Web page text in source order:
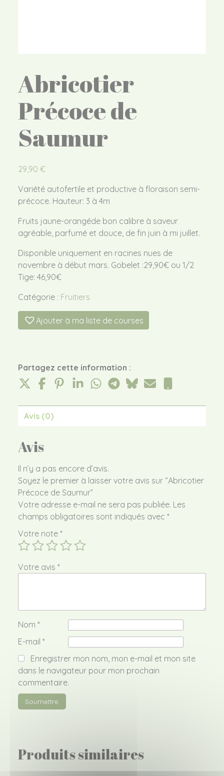
Abricotier
Précoce de
Saumur
29,90 €
Variété autofertile et productive à floraison semi-
précoce. Hauteur: 3 à 4m
Fruits jaune-orangéde bon calibre à saveur
agréable, parfumé et douce, de fin juin à mi juillet.
Disponible uniquement en racines nues de
novembre à début mars. Gobelet :29,90€ ou 1/2
Tige: 46,90€
Catégorie : Fruitiers
Ajouter à ma liste de courses
Partagez cette information :
Avis (0)
Avis
Il n’y a pas encore d’avis.
Soyez le premier à laisser votre avis sur “Abricotier
Précoce de Saumur”
Votre adresse e-mail ne sera pas publiée. Les
champs obligatoires sont indiqués avec *
Votre note *
Votre avis *
Nom *
E-mail *
Enregistrer mon nom, mon e-mail et mon site
dans le navigateur pour mon prochain
commentaire.
Produits similaires